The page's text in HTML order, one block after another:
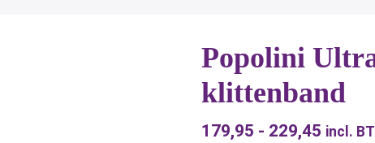
Popolini
klittenband
179,95 - 229,45 incl.